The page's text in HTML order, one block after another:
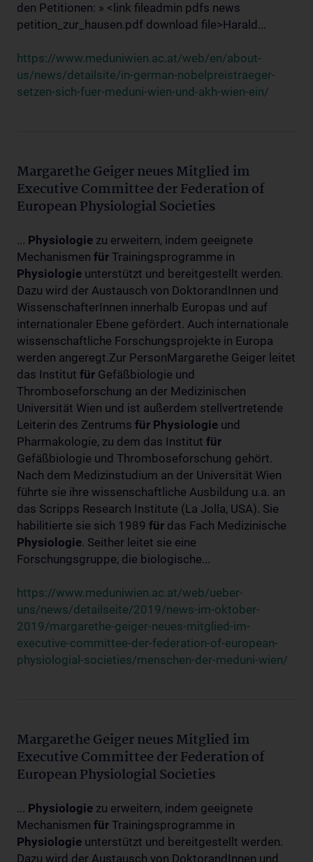
den Petitionen: » <link fileadmin pdfs news
petition_zur_hausen.pdf download file>Harald...
https://www.meduniwien.ac.at/web/en/about-
us/news/detailsite/in-german-nobelpreistraeger-
setzen-sich-fuer-meduni-wien-und-akh-wien-ein/
Margarethe Geiger neues Mitglied im
Executive Committee der Federation of
European Physiologial Societies
... Physiologie zu erweitern, indem geeignete
Mechanismen für Trainingsprogramme in
Physiologie unterstützt und bereitgestellt werden.
Dazu wird der Austausch von DoktorandInnen und
WissenschafterInnen innerhalb Europas und auf
internationaler Ebene gefördert. Auch internationale
wissenschaftliche Forschungsprojekte in Europa
werden angeregt.Zur PersonMargarethe Geiger leitet
das Institut für Gefäßbiologie und
Thromboseforschung an der Medizinischen
Universität Wien und ist außerdem stellvertretende
Leiterin des Zentrums für Physiologie und
Pharmakologie, zu dem das Institut für
Gefäßbiologie und Thromboseforschung gehört.
Nach dem Medizinstudium an der Universität Wien
führte sie ihre wissenschaftliche Ausbildung u.a. an
das Scripps Research Institute (La Jolla, USA). Sie
habilitierte sie sich 1989 für das Fach Medizinische
Physiologie. Seither leitet sie eine
Forschungsgruppe, die biologische...
https://www.meduniwien.ac.at/web/ueber-
uns/news/detailseite/2019/news-im-oktober-
2019/margarethe-geiger-neues-mitglied-im-
executive-committee-der-federation-of-european-
physiologial-societies/menschen-der-meduni-wien/
Margarethe Geiger neues Mitglied im
Executive Committee der Federation of
European Physiologial Societies
... Physiologie zu erweitern, indem geeignete
Mechanismen für Trainingsprogramme in
Physiologie unterstützt und bereitgestellt werden.
Dazu wird der Austausch von DoktorandInnen und